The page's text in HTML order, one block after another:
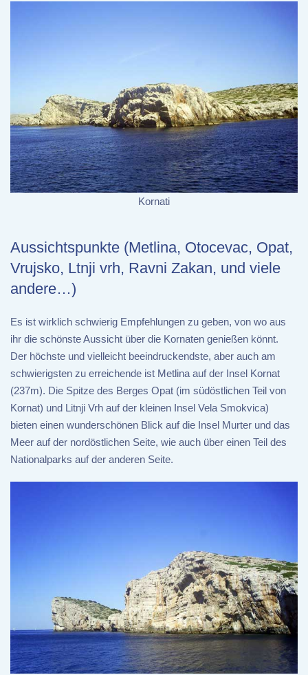
Kornati
Aussichtspunkte (Metlina, Otocevac, Opat,
Vrujsko, Ltnji vrh, Ravni Zakan, und viele
andere…)
Es ist wirklich schwierig Empfehlungen zu geben, von wo aus
ihr die schönste Aussicht über die Kornaten genießen könnt.
Der höchste und vielleicht beeindruckendste, aber auch am
schwierigsten zu erreichende ist Metlina auf der Insel Kornat
(237m). Die Spitze des Berges Opat (im südöstlichen Teil von
Kornat) und Litnji Vrh auf der kleinen Insel Vela Smokvica)
bieten einen wunderschönen Blick auf die Insel Murter und das
Meer auf der nordöstlichen Seite, wie auch über einen Teil des
Nationalparks auf der anderen Seite.